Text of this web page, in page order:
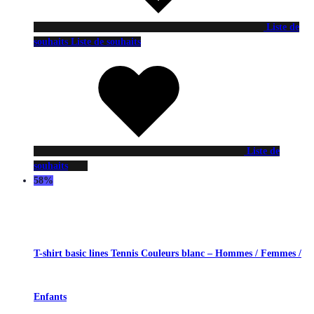
Liste de
souhaits Liste de souhaits
Liste de
souhaits
58%
T-shirt basic lines Tennis Couleurs blanc – Hommes / Femmes /
Enfants